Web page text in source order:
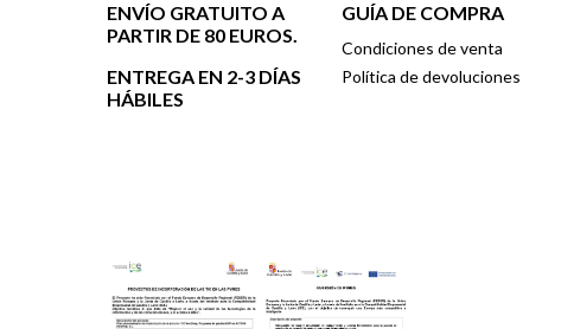
ENVÍO GRATUITO A
PARTIR DE 80 EUROS.
ENTREGA EN 2-3 DÍAS
HÁBILES
GUÍA DE COMPRA
Condiciones de venta
Política de devoluciones